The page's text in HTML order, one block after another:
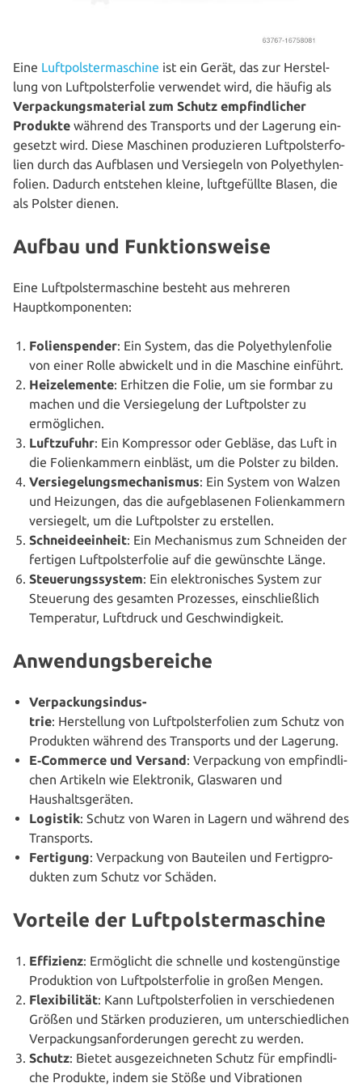
Eine Luft­pols­ter­ma­schi­ne ist ein Gerät, das zur Her­stel­
lung von Luft­pols­ter­fo­lie verwendet wird, die häufig als
Ver­pa­ckungs­ma­te­ri­al zum Schutz emp­find­li­cher
Produkte während des Trans­ports und der Lagerung ein­
ge­setzt wird. Diese Maschinen pro­du­zie­ren Luft­pols­ter­fo­
li­en durch das Aufblasen und Ver­sie­geln von Poly­ethy­len­
fo­li­en. Dadurch entstehen kleine, luft­ge­füll­te Blasen, die
als Polster dienen.
Aufbau und Funktionsweise
Eine Luft­pols­ter­ma­schi­ne besteht aus mehreren
Hauptkomponenten:
Foli­en­spen­der: Ein System, das die Poly­ethy­len­fo­lie
von einer Rolle abwickelt und in die Maschine einführt.
Heiz­ele­men­te: Erhitzen die Folie, um sie formbar zu
machen und die Ver­sie­ge­lung der Luft­pols­ter zu
ermöglichen.
Luft­zu­fuhr: Ein Kom­pres­sor oder Gebläse, das Luft in
die Foli­en­kam­mern einbläst, um die Polster zu bilden.
Ver­sie­ge­lungs­me­cha­nis­mus: Ein System von Walzen
und Heizungen, das die auf­ge­bla­se­nen Foli­en­kam­mern
ver­sie­gelt, um die Luft­pols­ter zu erstellen.
Schnei­de­ein­heit: Ein Mecha­nis­mus zum Schneiden der
fertigen Luft­pols­ter­fo­lie auf die gewünsch­te Länge.
Steue­rungs­sys­tem: Ein elek­tro­ni­sches System zur
Steuerung des gesamten Prozesses, ein­schließ­lich
Tem­pe­ra­tur, Luftdruck und Geschwindigkeit.
Anwendungsbereiche
Ver­pa­ckungs­in­dus­
trie: Her­stel­lung von Luft­pols­ter­fo­li­en zum Schutz von
Produkten während des Trans­ports und der Lagerung.
E‑Commerce und Versand: Ver­pa­ckung von emp­find­li­
chen Artikeln wie Elek­tro­nik, Glaswaren und
Haushaltsgeräten.
Logistik: Schutz von Waren in Lagern und während des
Transports.
Fertigung: Ver­pa­ckung von Bauteilen und Fer­tig­pro­
duk­ten zum Schutz vor Schäden.
Vorteile der Luftpolstermaschine
Effizienz: Ermög­licht die schnelle und kos­ten­güns­ti­ge
Pro­duk­ti­on von Luft­pols­ter­fo­lie in großen Mengen.
Fle­xi­bi­li­tät: Kann Luft­pols­ter­fo­li­en in ver­schie­de­nen
Größen und Stärken pro­du­zie­ren, um unter­schied­li­chen
Ver­pa­ckungs­an­for­de­run­gen gerecht zu werden.
Schutz: Bietet aus­ge­zeich­ne­ten Schutz für emp­find­li­
che Produkte, indem sie Stöße und Vibra­tio­nen